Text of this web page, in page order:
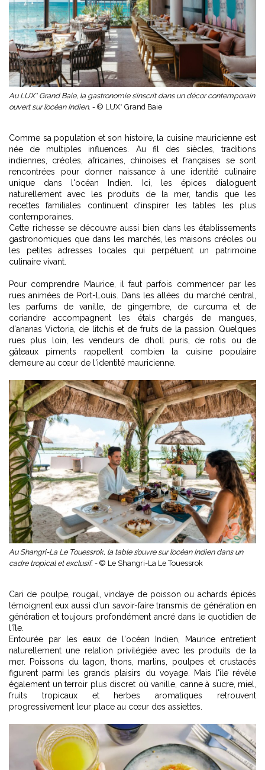
Au LUX* Grand Baie, la gastronomie s’inscrit dans un décor contemporain
ouvert sur l’océan Indien. - © LUX* Grand Baie
Comme sa population et son histoire, la cuisine mauricienne est
née de multiples influences. Au fil des siècles, traditions
indiennes, créoles, africaines, chinoises et françaises se sont
rencontrées pour donner naissance à une identité culinaire
unique dans l'océan Indien. Ici, les épices dialoguent
naturellement avec les produits de la mer, tandis que les
recettes familiales continuent d'inspirer les tables les plus
contemporaines.
Cette richesse se découvre aussi bien dans les établissements
gastronomiques que dans les marchés, les maisons créoles ou
les petites adresses locales qui perpétuent un patrimoine
culinaire vivant.
Pour comprendre Maurice, il faut parfois commencer par les
rues animées de Port-Louis. Dans les allées du marché central,
les parfums de vanille, de gingembre, de curcuma et de
coriandre accompagnent les étals chargés de mangues,
d'ananas Victoria, de litchis et de fruits de la passion. Quelques
rues plus loin, les vendeurs de dholl puris, de rotis ou de
gâteaux piments rappellent combien la cuisine populaire
demeure au cœur de l'identité mauricienne.
Au Shangri-La Le Touessrok, la table s’ouvre sur l’océan Indien dans un
cadre tropical et exclusif. - © Le Shangri-La Le Touessrok
Cari de poulpe, rougail, vindaye de poisson ou achards épicés
témoignent eux aussi d'un savoir-faire transmis de génération en
génération et toujours profondément ancré dans le quotidien de
l'île.
Entourée par les eaux de l'océan Indien, Maurice entretient
naturellement une relation privilégiée avec les produits de la
mer. Poissons du lagon, thons, marlins, poulpes et crustacés
figurent parmi les grands plaisirs du voyage. Mais l'île révèle
également un terroir plus discret où vanille, canne à sucre, miel,
fruits tropicaux et herbes aromatiques retrouvent
progressivement leur place au cœur des assiettes.